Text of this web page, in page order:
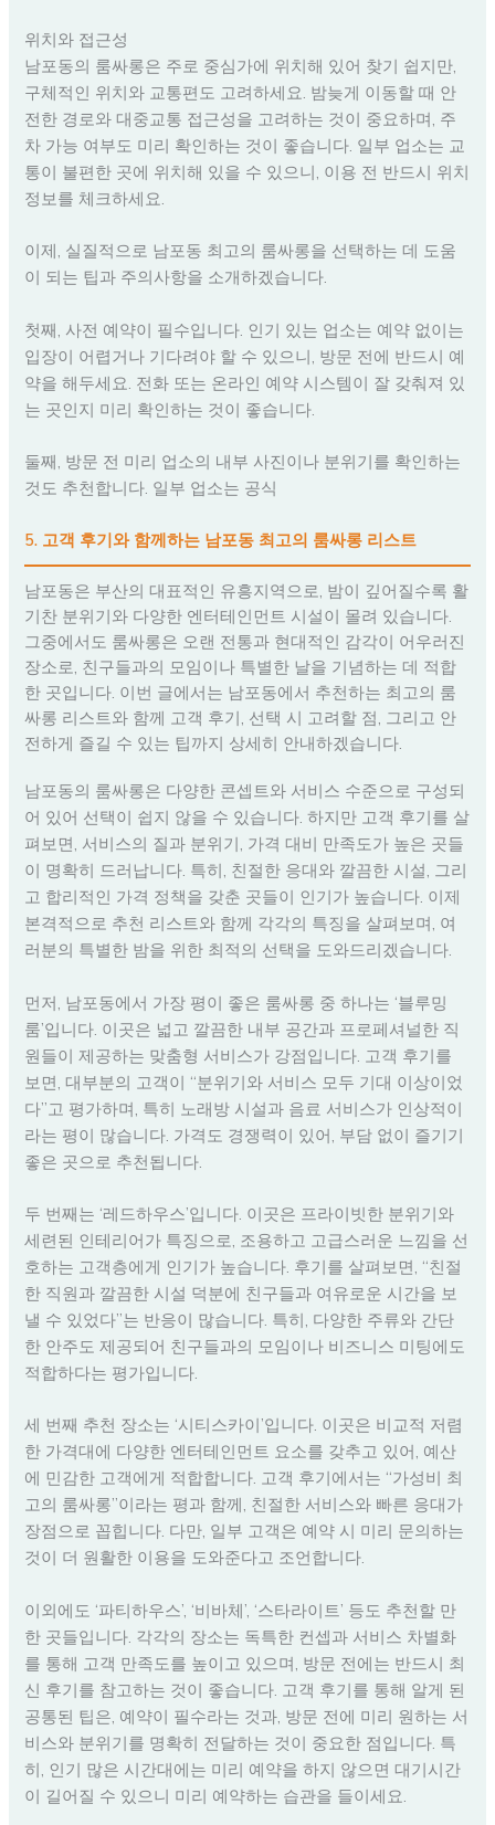
위치와 접근성
남포동의 룸싸롱은 주로 중심가에 위치해 있어 찾기 쉽지만,
구체적인 위치와 교통편도 고려하세요. 밤늦게 이동할 때 안
전한 경로와 대중교통 접근성을 고려하는 것이 중요하며, 주
차 가능 여부도 미리 확인하는 것이 좋습니다. 일부 업소는 교
통이 불편한 곳에 위치해 있을 수 있으니, 이용 전 반드시 위치
정보를 체크하세요.
이제, 실질적으로 남포동 최고의 룸싸롱을 선택하는 데 도움
이 되는 팁과 주의사항을 소개하겠습니다.
첫째, 사전 예약이 필수입니다. 인기 있는 업소는 예약 없이는
입장이 어렵거나 기다려야 할 수 있으니, 방문 전에 반드시 예
약을 해두세요. 전화 또는 온라인 예약 시스템이 잘 갖춰져 있
는 곳인지 미리 확인하는 것이 좋습니다.
둘째, 방문 전 미리 업소의 내부 사진이나 분위기를 확인하는
것도 추천합니다. 일부 업소는 공식
5. 고객 후기와 함께하는 남포동 최고의 룸싸롱 리스트
남포동은 부산의 대표적인 유흥지역으로, 밤이 깊어질수록 활
기찬 분위기와 다양한 엔터테인먼트 시설이 몰려 있습니다.
그중에서도 룸싸롱은 오랜 전통과 현대적인 감각이 어우러진
장소로, 친구들과의 모임이나 특별한 날을 기념하는 데 적합
한 곳입니다. 이번 글에서는 남포동에서 추천하는 최고의 룸
싸롱 리스트와 함께 고객 후기, 선택 시 고려할 점, 그리고 안
전하게 즐길 수 있는 팁까지 상세히 안내하겠습니다.
남포동의 룸싸롱은 다양한 콘셉트와 서비스 수준으로 구성되
어 있어 선택이 쉽지 않을 수 있습니다. 하지만 고객 후기를 살
펴보면, 서비스의 질과 분위기, 가격 대비 만족도가 높은 곳들
이 명확히 드러납니다. 특히, 친절한 응대와 깔끔한 시설, 그리
고 합리적인 가격 정책을 갖춘 곳들이 인기가 높습니다. 이제
본격적으로 추천 리스트와 함께 각각의 특징을 살펴보며, 여
러분의 특별한 밤을 위한 최적의 선택을 도와드리겠습니다.
먼저, 남포동에서 가장 평이 좋은 룸싸롱 중 하나는 ‘블루밍
룸’입니다. 이곳은 넓고 깔끔한 내부 공간과 프로페셔널한 직
원들이 제공하는 맞춤형 서비스가 강점입니다. 고객 후기를
보면, 대부분의 고객이 “분위기와 서비스 모두 기대 이상이었
다”고 평가하며, 특히 노래방 시설과 음료 서비스가 인상적이
라는 평이 많습니다. 가격도 경쟁력이 있어, 부담 없이 즐기기
좋은 곳으로 추천됩니다.
두 번째는 ‘레드하우스’입니다. 이곳은 프라이빗한 분위기와
세련된 인테리어가 특징으로, 조용하고 고급스러운 느낌을 선
호하는 고객층에게 인기가 높습니다. 후기를 살펴보면, “친절
한 직원과 깔끔한 시설 덕분에 친구들과 여유로운 시간을 보
낼 수 있었다”는 반응이 많습니다. 특히, 다양한 주류와 간단
한 안주도 제공되어 친구들과의 모임이나 비즈니스 미팅에도
적합하다는 평가입니다.
세 번째 추천 장소는 ‘시티스카이’입니다. 이곳은 비교적 저렴
한 가격대에 다양한 엔터테인먼트 요소를 갖추고 있어, 예산
에 민감한 고객에게 적합합니다. 고객 후기에서는 “가성비 최
고의 룸싸롱”이라는 평과 함께, 친절한 서비스와 빠른 응대가
장점으로 꼽힙니다. 다만, 일부 고객은 예약 시 미리 문의하는
것이 더 원활한 이용을 도와준다고 조언합니다.
이외에도 ‘파티하우스’, ‘비바체’, ‘스타라이트’ 등도 추천할 만
한 곳들입니다. 각각의 장소는 독특한 컨셉과 서비스 차별화
를 통해 고객 만족도를 높이고 있으며, 방문 전에는 반드시 최
신 후기를 참고하는 것이 좋습니다. 고객 후기를 통해 알게 된
공통된 팁은, 예약이 필수라는 것과, 방문 전에 미리 원하는 서
비스와 분위기를 명확히 전달하는 것이 중요한 점입니다. 특
히, 인기 많은 시간대에는 미리 예약을 하지 않으면 대기시간
이 길어질 수 있으니 미리 예약하는 습관을 들이세요.